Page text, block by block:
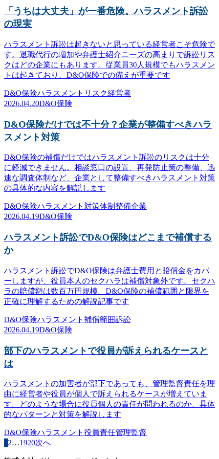
「うちは大丈夫」が一番危険。ハラスメント訴訟
の現実
ハラスメント訴訟は起きないと思っている経営者こそ危険で
す。退職代行の増加や弁護士紹介ニーズの高まりで訴訟リス
クはどの企業にもあります。従業員30人規模でもハラスメン
トは起きており、D&O保険での備えが重要です
D&O保険ハラスメント リスク経営者
2026.04.20D&O保険
D&O保険だけでは不十分？企業が整備すべきハラ
スメント対策
D&O保険の補償だけではハラスメント訴訟のリスクは十分
に軽減できません。相談窓口の設置、再発防止策の整備、迅
速な調査体制など、企業として整備すべきハラスメント対策
の具体的な内容を解説します
D&O保険ハラスメント対策体制整備企業
2026.04.19D&O保険
ハラスメント訴訟でD&O保険はどこまで補償する
か
ハラスメント訴訟でD&O保険は弁護士費用と賠償金をカバ
ーしますが、役員本人のセクハラは補償対象外です。セクハ
ラの賠償額は数百万円規模。D&O保険の補償範囲と限界を
正確に理解するための解説記事です
D&O保険ハラスメント 補償範囲訴訟
2026.04.19D&O保険
部下のハラスメントで役員が訴えられるケースと
は
ハラスメントの加害者が部下であっても、管理監督責任を理
由に経営者や役員が個人で訴えられるケースが増えていま
す。どのような場合に役員個人の責任が問われるのか、具体
的なパターンと対策を解説します
D&O保険ハラスメント 役員責任管理監督
1 2…1920次へ